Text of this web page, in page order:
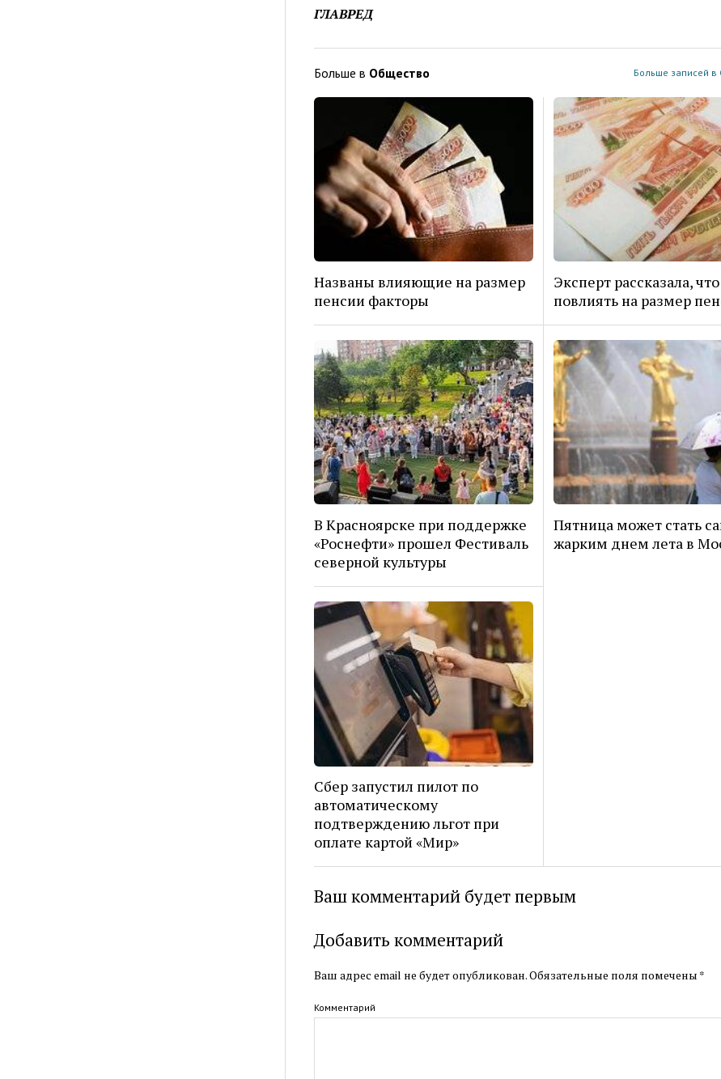
ГЛАВРЕД
Больше в Общество Больше записей в
Названы влияющие на размер
пенсии факторы
Эксперт рассказала,
повлиять на размер
В Красноярске при поддержке
«Роснефти» прошел Фестиваль
северной культуры
Пятница может стать
жарким днем лета в
Сбер запустил пилот по
автоматическому
подтверждению льгот при
оплате картой «Мир»
Ваш комментарий будет первым
Добавить комментарий
Ваш адрес email не будет опубликован.Обязательные поля помечены *
Комментарий